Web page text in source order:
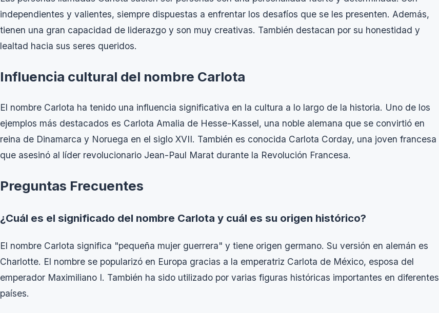
independientes y valientes, siempre dispuestas a enfrentar los desafíos que se les presenten. Además,
tienen una gran capacidad de liderazgo y son muy creativas. También destacan por su honestidad y
lealtad hacia sus seres queridos.
Influencia cultural del nombre Carlota
El nombre Carlota ha tenido una influencia significativa en la cultura a lo largo de la historia. Uno de los
ejemplos más destacados es Carlota Amalia de Hesse-Kassel, una noble alemana que se convirtió en
reina de Dinamarca y Noruega en el siglo XVII. También es conocida Carlota Corday, una joven francesa
que asesinó al líder revolucionario Jean-Paul Marat durante la Revolución Francesa.
Preguntas Frecuentes
¿Cuál es el significado del nombre Carlota y cuál es su origen histórico?
El nombre Carlota significa "pequeña mujer guerrera" y tiene origen germano. Su versión en alemán es
Charlotte. El nombre se popularizó en Europa gracias a la emperatriz Carlota de México, esposa del
emperador Maximiliano I. También ha sido utilizado por varias figuras históricas importantes en diferentes
países.